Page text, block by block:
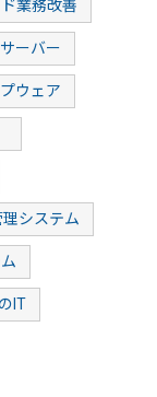
業務改善
ーバー
ウェア
システム
IT